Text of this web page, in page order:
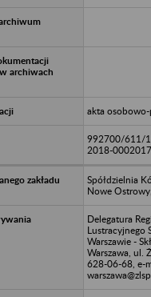
akta osobowo-
992700/611/
2018-
Spółdzielnia
Nowe
Delegatura
Lustracyjnego
Warszawie -
Warszawa, ul.
628-06-68, e-